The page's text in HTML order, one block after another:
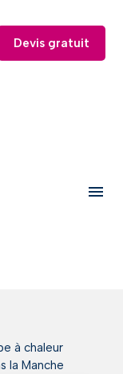
Devis gratuit
menu
à chaleur
la Manche